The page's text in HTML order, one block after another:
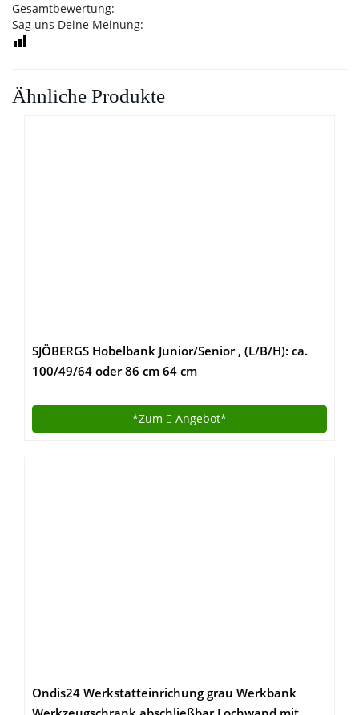
Gesamtbewertung:
Sag uns Deine Meinung:
Ähnliche Produkte
SJÖBERGS Hobelbank Junior/Senior , (L/B/H): ca.
100/49/64 oder 86 cm 64 cm
*Zum Angebot*
Ondis24 Werkstatteinrichung grau Werkbank